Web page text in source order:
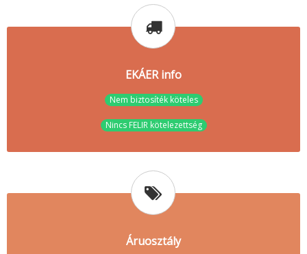
EKÁER info
Nem biztosíték köteles
Nincs FELIR kötelezettség
Áruosztály